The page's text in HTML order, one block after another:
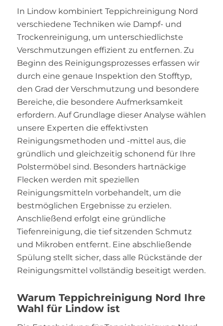
In Lindow kombiniert Teppichreinigung Nord
verschiedene Techniken wie Dampf- und
Trockenreinigung, um unterschiedlichste
Verschmutzungen effizient zu entfernen. Zu
Beginn des Reinigungsprozesses erfassen wir
durch eine genaue Inspektion den Stofftyp,
den Grad der Verschmutzung und besondere
Bereiche, die besondere Aufmerksamkeit
erfordern. Auf Grundlage dieser Analyse wählen
unsere Experten die effektivsten
Reinigungsmethoden und -mittel aus, die
gründlich und gleichzeitig schonend für Ihre
Polstermöbel sind. Besonders hartnäckige
Flecken werden mit speziellen
Reinigungsmitteln vorbehandelt, um die
bestmöglichen Ergebnisse zu erzielen.
Anschließend erfolgt eine gründliche
Tiefenreinigung, die tief sitzenden Schmutz
und Mikroben entfernt. Eine abschließende
Spülung stellt sicher, dass alle Rückstände der
Reinigungsmittel vollständig beseitigt werden.
Warum Teppichreinigung Nord Ihre
Wahl für Lindow ist